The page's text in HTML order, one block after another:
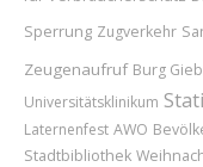
Sperrung Zugverkehr
Zeugenaufruf Burg
Universitätsklinikum
Laternenfest AWO
Stadtbibliothek